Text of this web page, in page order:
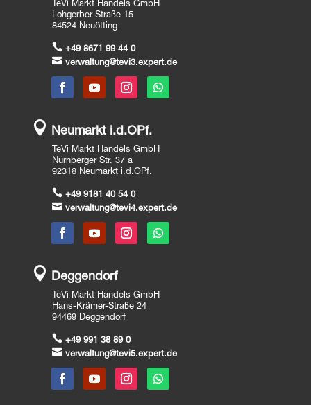
TeVi Markt Handels GmbH
Lohgerber Straße 15
84524 Neuötting
 +49 8671 99 44 0
 verwaltung@tevi3.expert.de
 Neumarkt i.d.OPf.
TeVi Markt Handels GmbH
Nürnberger Str. 37 a
92318 Neumarkt i.d.OPf.
 +49 9181 40 54 0
 verwaltung@tevi4.expert.de
 Deggendorf
TeVi Markt Handels GmbH
Hans-Krämer-Straße 24
94469 Deggendorf
 +49 991 38 89 0
 verwaltung@tevi5.expert.de